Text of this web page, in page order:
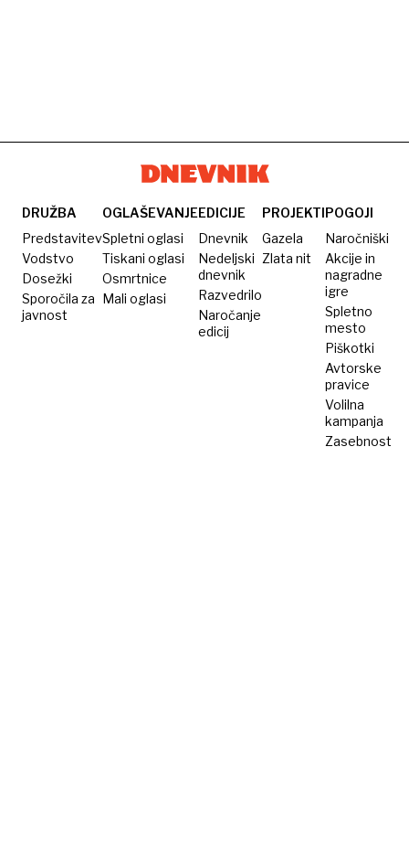
DRUŽBA
Predstavitev
Vodstvo
Dosežki
Sporočila za
javnost
OGLAŠEVANJE
Spletni oglasi
Tiskani oglasi
Osmrtnice
Mali oglasi
EDICIJE
Dnevnik
Nedeljski
dnevnik
Razvedrilo
Naročanje
edicij
PROJEKTI
Gazela
Zlata nit
POGOJI
Naročniški
Akcije in
nagradne
igre
Spletno
mesto
Piškotki
Avtorske
pravice
Volilna
kampanja
Zasebnost